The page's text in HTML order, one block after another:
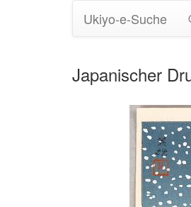
Ukiyo-e-Suche
Japanischer